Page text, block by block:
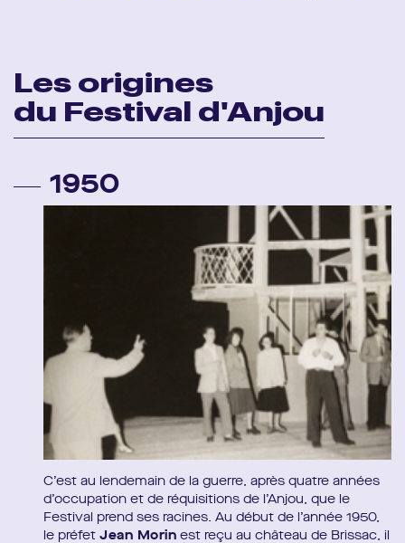
Les origines
du Festival d'Anjou
1950
C’est au lendemain de la guerre, après quatre années
d’occupation et de réquisitions de l’Anjou, que le
Festival prend ses racines. Au début de l’année 1950,
le préfet Jean Morin est reçu au château de Brissac, il